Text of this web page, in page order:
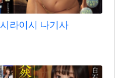
라이시 나기사